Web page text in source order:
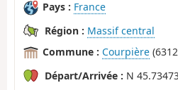
Pays : France
Région : Massif central
Commune : Courpière
Départ/Arrivée : N